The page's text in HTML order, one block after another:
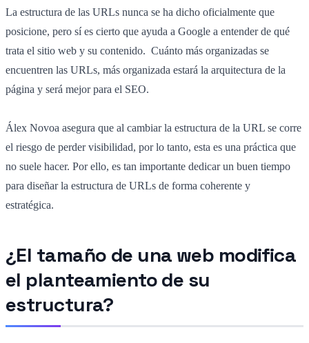
La estructura de las URLs nunca se ha dicho oficialmente que
posicione, pero sí es cierto que ayuda a Google a entender de qué
trata el sitio web y su contenido. Cuánto más organizadas se
encuentren las URLs, más organizada estará la arquitectura de la
página y será mejor para el SEO.
Álex Novoa asegura que al cambiar la estructura de la URL se corre
el riesgo de perder visibilidad, por lo tanto, esta es una práctica que
no suele hacer. Por ello, es tan importante dedicar un buen tiempo
para diseñar la estructura de URLs de forma coherente y
estratégica.
¿El tamaño de una web modifica
el planteamiento de su
estructura?